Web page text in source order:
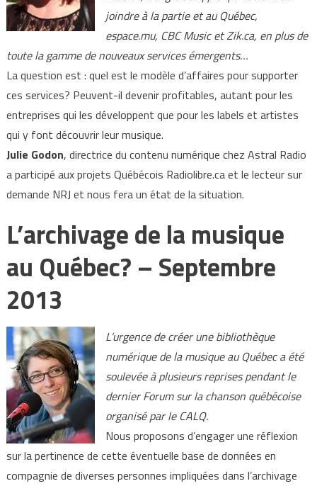
joindre à la partie et au Québec,
espace.mu, CBC Music et Zik.ca, en plus de
toute la gamme de nouveaux services émergents…
La question est : quel est le modèle d’affaires pour supporter
ces services? Peuvent-il devenir profitables, autant pour les
entreprises qui les développent que pour les labels et artistes
qui y font découvrir leur musique.
Julie Godon, directrice du contenu numérique chez Astral Radio
a participé aux projets Québécois Radiolibre.ca et le lecteur sur
demande NRJ et nous fera un état de la situation.
L’archivage de la musique
au Québec? – Septembre
2013
L’urgence de créer une bibliothèque
numérique de la musique au Québec a été
soulevée à plusieurs reprises pendant le
dernier Forum sur la chanson québécoise
organisé par le CALQ.
Nous proposons d’engager une réflexion
sur la pertinence de cette éventuelle base de données en
compagnie de diverses personnes impliquées dans l’archivage